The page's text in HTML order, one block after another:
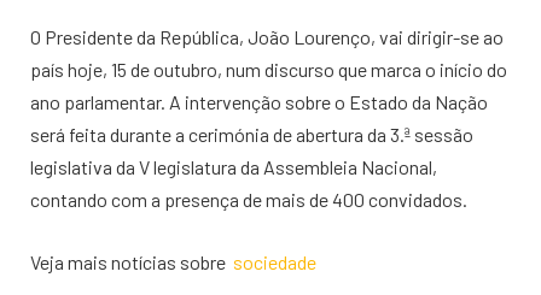
O Presidente da República, João Lourenço, vai dirigir-se ao
país hoje, 15 de outubro, num discurso que marca o início do
ano parlamentar. A intervenção sobre o Estado da Nação
será feita durante a cerimónia de abertura da 3.ª sessão
legislativa da V legislatura da Assembleia Nacional,
contando com a presença de mais de 400 convidados.
Veja mais notícias sobre sociedade